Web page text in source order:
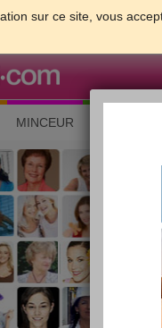
sur ce site, vous
MINCEUR